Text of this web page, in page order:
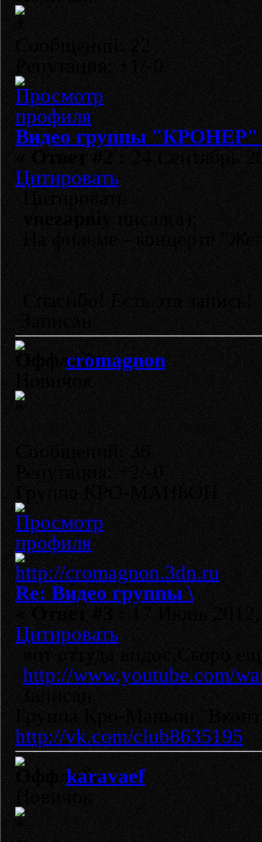
Сообщений: 22
Репутация: +1/-0
Видео группы
«Ответ #2 :24 Сентябрь
Цитировать
Цитировать
vnezapniyписал(а):
На фильме - концерте
Спасибо! Есть эта запись!
Записан
cromagnon
Новичок
Сообщений: 36
Репутация: +2/-0
Группа КРО-МАНЬОН
Re: Видео группы \
«Ответ #3 :17 Июнь 2012,
Цитировать
вот оттуда видос.Скоро
http://www.youtube.com/
Записан
Группа Кро-Маньон
http://vk.com/club8635195
karavaef
Новичок